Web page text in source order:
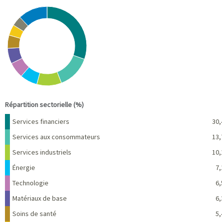
Chart
Pie chart with 10 slices.
View as data table, Chart
Répartition sectorielle (%)
Nom Pourcentage
Services financiers
Services aux consommateurs
Services industriels
Énergie
Technologie
Matériaux de base
Soins de santé